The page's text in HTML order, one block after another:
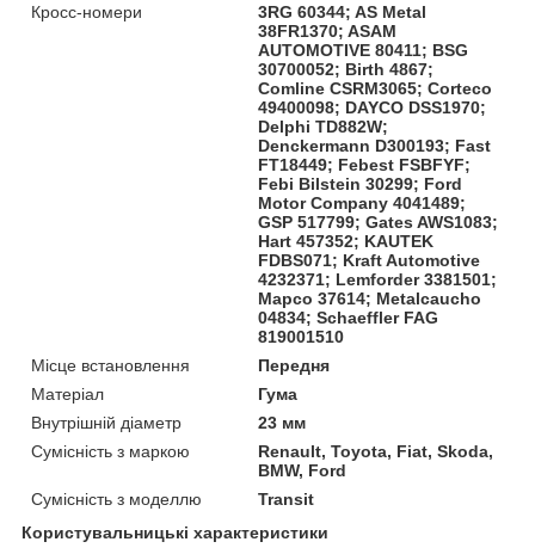
Кросс-номери
3RG 60344; AS Metal
38FR1370; ASAM
AUTOMOTIVE 80411; BSG
30700052; Birth 4867;
Comline CSRM3065; Corteco
49400098; DAYCO DSS1970;
Delphi TD882W;
Denckermann D300193; Fast
FT18449; Febest FSBFYF;
Febi Bilstein 30299; Ford
Motor Company 4041489;
GSP 517799; Gates AWS1083;
Hart 457352; KAUTEK
FDBS071; Kraft Automotive
4232371; Lemforder 3381501;
Mapco 37614; Metalcaucho
04834; Schaeffler FAG
819001510
Місце встановлення
Передня
Матеріал
Гума
Внутрішній діаметр
23 мм
Сумісність з маркою
Renault, Toyota, Fiat, Skoda,
BMW, Ford
Сумісність з моделлю
Transit
Користувальницькі характеристики